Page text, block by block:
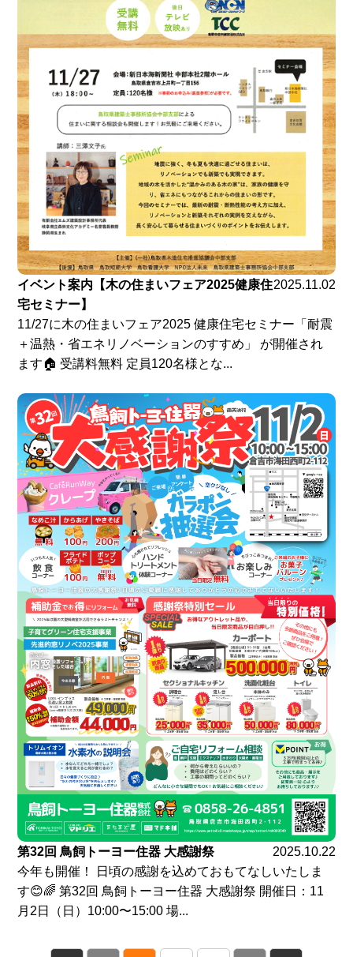
イベント案内【木の住まいフェア2025健康住
宅セミナー】
2025.11.02
11/27に木の住まいフェア2025 健康住宅セミナー「耐震
＋温熱・省エネリノベーションのすすめ」 が開催され
ます🏠 受講料無料 定員120名様とな...
第32回 鳥飼トーヨー住器 大感謝祭
2025.10.22
今年も開催！ 日頃の感謝を込めておもてなしいたしま
す😊🌈 第32回 鳥飼トーヨー住器 大感謝祭 開催日：11
月2日（日）10:00〜15:00 場...